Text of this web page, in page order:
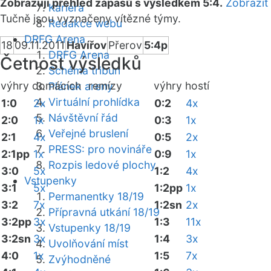
Kariéra
Redakce webu
DRFG Arena
DRFG Arena
Schéma tribun
Plánek areny
Virtuální prohlídka
Návštěvní řád
Veřejné bruslení
PRESS: pro novináře
Rozpis ledové plochy
Vstupenky
Permanentky 18/19
Přípravná utkání 18/19
Vstupenky 18/19
Uvolňování míst
Zvýhodněné
Zobrazuji přehled zápasů s výsledkem 5:4. Zobrazit
Tučně jsou vyznačeny vítězné týmy.
1809.11.2011HavířovPřerov 5:4p
Četnost výsledků
výhry domácíchremízy výhry hostí
1:0
2x
2:0
1x
2:1
4x
2:1pp 1x
3:0
5x
3:1
5x
3:2
7x
3:2pp3x
3:2sn 3x
4:0
1x
0:2
4x
0:3
1x
0:5
2x
0:9
1x
1:2
4x
1:2pp 1x
1:2sn 2x
1:3
11x
1:4
3x
1:5
7x